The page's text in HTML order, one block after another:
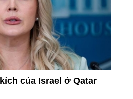
của Israel ở Qatar